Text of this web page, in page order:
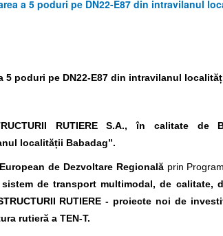
a 5 poduri pe DN22-E87 din intravilanul
5 poduri pe DN22-E87 din intravilanul
RUTIERE S.A., în calitate de
localității Babadag”.
de Dezvoltare Regională prin
de transport multimodal, de calitate,
RUTIERE - proiecte noi de
rutieră a TEN-T.